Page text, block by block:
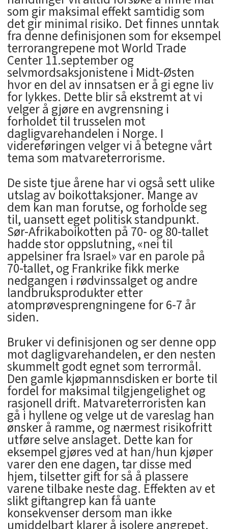
som gir maksimal effekt samtidig som
det gir minimal risiko. Det finnes unntak
fra denne definisjonen som for eksempel
terrorangrepene mot World Trade
Center 11.september og
selvmordsaksjonistene i Midt-Østen
hvor en del av innsatsen er å gi egne liv
for lykkes. Dette blir så ekstremt at vi
velger å gjøre en avgrensning i
forholdet til trusselen mot
dagligvarehandelen i Norge. I
videreføringen velger vi å betegne vårt
tema som matvareterrorisme.
De siste tjue årene har vi også sett ulike
utslag av boikottaksjoner. Mange av
dem kan man forutse, og forholde seg
til, uansett eget politisk standpunkt.
Sør-Afrikaboikotten på 70- og 80-tallet
hadde stor oppslutning, «nei til
appelsiner fra Israel» var en parole på
70-tallet, og Frankrike fikk merke
nedgangen i rødvinssalget og andre
landbruksprodukter etter
atomprøvesprengningene for 6-7 år
siden.
Bruker vi definisjonen og ser denne opp
mot dagligvarehandelen, er den nesten
skummelt godt egnet som terrormål.
Den gamle kjøpmannsdisken er borte til
fordel for maksimal tilgjengelighet og
rasjonell drift. Matvareterroristen kan
gå i hyllene og velge ut de vareslag han
ønsker å ramme, og nærmest risikofritt
utføre selve anslaget. Dette kan for
eksempel gjøres ved at han/hun kjøper
varer den ene dagen, tar disse med
hjem, tilsetter gift for så å plassere
varene tilbake neste dag. Effekten av et
slikt giftangrep kan få uante
konsekvenser dersom man ikke
umiddelbart klarer å isolere angrepet.